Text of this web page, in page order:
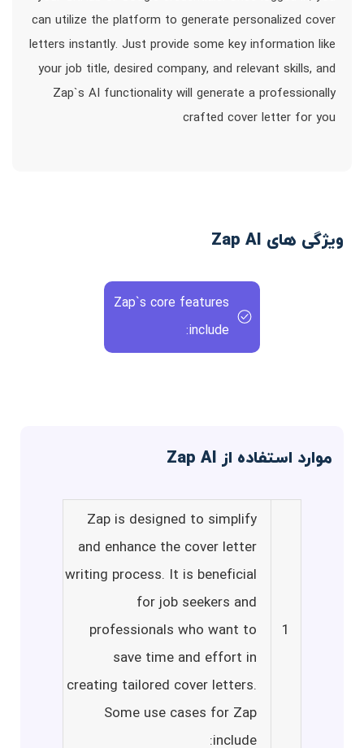
can utilize the platform to generate personalized cover
letters instantly. Just provide some key information like
your job title, desired company, and relevant skills, and
Zap`s AI functionality will generate a professionally
crafted cover letter for you
ویژگی های Zap AI
Zap`s core features
include:
موارد استفاده از Zap AI
1
Zap is designed to simplify
and enhance the cover letter
writing process. It is beneficial
for job seekers and
professionals who want to
save time and effort in
creating tailored cover letters.
Some use cases for Zap
include: